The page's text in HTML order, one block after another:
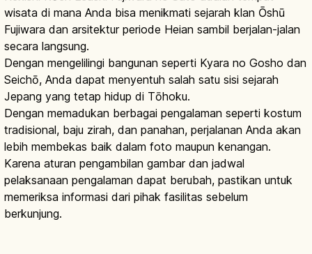
wisata di mana Anda bisa menikmati sejarah klan Ōshū
Fujiwara dan arsitektur periode Heian sambil berjalan-jalan
secara langsung.
Dengan mengelilingi bangunan seperti Kyara no Gosho dan
Seichō, Anda dapat menyentuh salah satu sisi sejarah
Jepang yang tetap hidup di Tōhoku.
Dengan memadukan berbagai pengalaman seperti kostum
tradisional, baju zirah, dan panahan, perjalanan Anda akan
lebih membekas baik dalam foto maupun kenangan.
Karena aturan pengambilan gambar dan jadwal
pelaksanaan pengalaman dapat berubah, pastikan untuk
memeriksa informasi dari pihak fasilitas sebelum
berkunjung.